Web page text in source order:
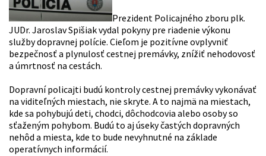
Prezident Policajného zboru plk.
JUDr. Jaroslav Spišiak vydal pokyny pre riadenie výkonu
služby dopravnej polície. Cieľom je pozitívne ovplyvniť
bezpečnosť a plynulosť cestnej premávky, znížiť nehodovosť
a úmrtnosť na cestách.
Dopravní policajti budú kontroly cestnej premávky vykonávať
na viditeľných miestach, nie skryte. A to najmä na miestach,
kde sa pohybujú deti, chodci, dôchodcovia alebo osoby so
sťaženým pohybom. Budú to aj úseky častých dopravných
nehôd a miesta, kde to bude nevyhnutné na základe
operatívnych informácií.